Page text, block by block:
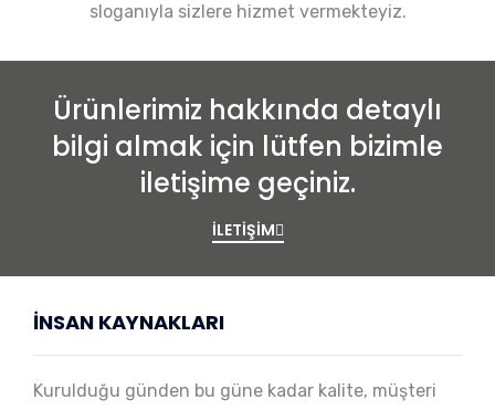
sloganıyla sizlere hizmet vermekteyiz.
Ürünlerimiz hakkında detaylı
bilgi almak için lütfen bizimle
iletişime geçiniz.
İLETİŞİM
İNSAN KAYNAKLARI
Kurulduğu günden bu güne kadar kalite, müşteri